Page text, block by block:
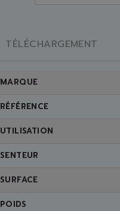
TÉLÉCHARGEMENT
MARQUE
RÉFÉRENCE
UTILISATION
SENTEUR
SURFACE
POIDS